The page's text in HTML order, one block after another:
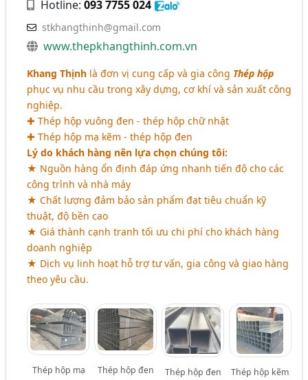
Hotline:093 7755 024
stkhangthinh@gmail.com
www.thepkhangthinh.com.vn
Khang Thịnh là đơn vị cung cấp và gia công Thép hộp
phục vụ nhu cầu trong xây dựng, cơ khí và sản xuất công
nghiệp.
✚ Thép hộp vuông đen - thép hộp chữ nhật
✚ Thép hộp mạ kẽm - thép hộp đen
Lý do khách hàng nên lựa chọn chúng tôi:
★ Nguồn hàng ổn định đáp ứng nhanh tiến độ cho các
công trình và nhà máy
★ Chất lượng đảm bảo sản phẩm đạt tiêu chuẩn kỹ
thuật, độ bền cao
★ Giá thành cạnh tranh tối ưu chi phí cho khách hàng
doanh nghiệp
★ Dịch vụ linh hoạt hỗ trợ tư vấn, gia công và giao hàng
theo yêu cầu.
Thép hộp mạ
Thép hộp đen Thép hộp đen Thép hộp kẽm